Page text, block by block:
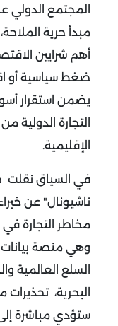
المجتمع الدولي
مبدأ حرية
أهم شرايين
ضغط سياسية أو
يضمن استقرار
التجارة الدولية
الإقليمية.
في السياق نقلت
ناشيونال" عن
مخاطر التجارة
وهي منصة بيانات
السلع العالمية
البحرية،
ستؤدي مباشرة إلى